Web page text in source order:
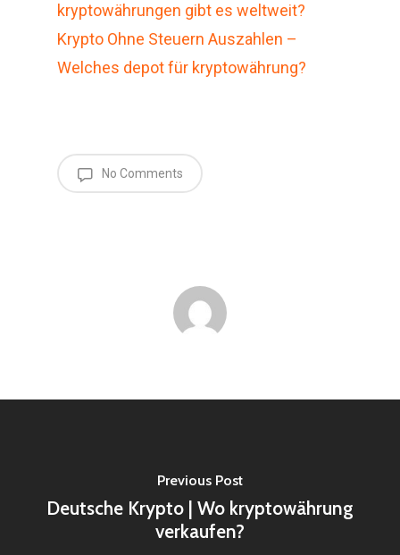
kryptowährungen gibt es weltweit?
Krypto Ohne Steuern Auszahlen –
Welches depot für kryptowährung?
No Comments
Previous Post
Deutsche Krypto | Wo kryptowährung
verkaufen?